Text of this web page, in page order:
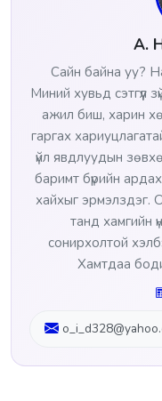
А.
Сайн байна уу?
Миний хувьд сэтгүүл
ажил биш, харин
гаргах
үйл явдлуудын
баримт бүрийн
хайхыг эрмэлздэг.
танд хамгийн
сонирхолтой
Хамтдаа